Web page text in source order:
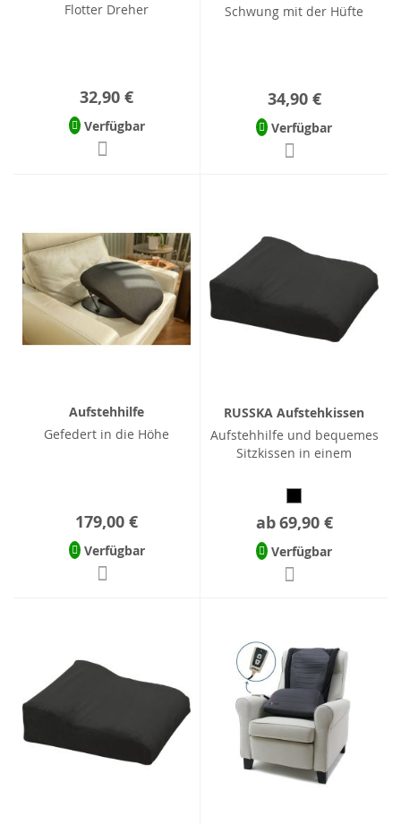
Flotter Dreher
32,90 €
Verfügbar
Schwung mit der Hüfte
34,90 €
Verfügbar
Aufstehhilfe
Gefedert in die Höhe
179,00 €
Verfügbar
RUSSKA Aufstehkissen
Aufstehhilfe und bequemes
Sitzkissen in einem
ab69,90 €
Verfügbar